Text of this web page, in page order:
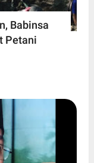
Babinsa
Petani